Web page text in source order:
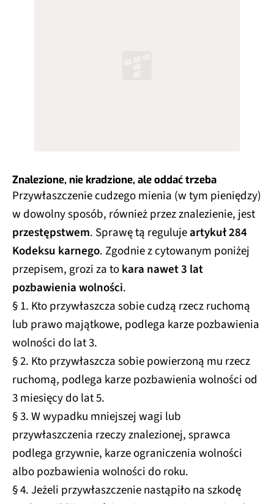
Znalezione, nie kradzione, ale oddać trzeba
Przywłaszczenie cudzego mienia (w tym pieniędzy)
w dowolny sposób, również przez znalezienie, jest
przestępstwem. Sprawę tą regulujeartykuł 284
Kodeksu karnego. Zgodnie z cytowanym poniżej
przepisem, grozi za tokara nawet 3 lat
pozbawienia wolności.
§ 1. Kto przywłaszcza sobie cudzą rzecz ruchomą
lub prawo majątkowe, podlega karze pozbawienia
wolności do lat 3.
§ 2. Kto przywłaszcza sobie powierzoną mu rzecz
ruchomą, podlega karze pozbawienia wolności od
3 miesięcy do lat 5.
§ 3. W wypadku mniejszej wagi lub
przywłaszczenia rzeczy znalezionej, sprawca
podlega grzywnie, karze ograniczenia wolności
albo pozbawienia wolności do roku.
§ 4. Jeżeli przywłaszczenie nastąpiło na szkodę